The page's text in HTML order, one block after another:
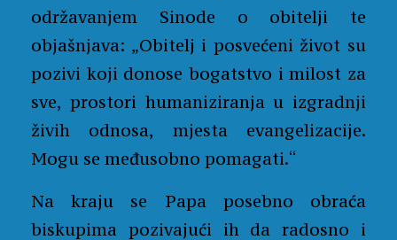
održavanjem Sinode o obitelji te
objašnjava: „Obitelj i posvećeni život su
pozivi koji donose bogatstvo i milost za
sve, prostori humaniziranja u izgradnji
živih odnosa, mjesta evangelizacije.
Mogu se međusobno pomagati.“
Na kraju se Papa posebno obraća
biskupima pozivajući ih da radosno i